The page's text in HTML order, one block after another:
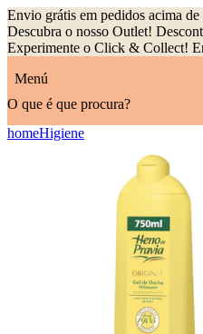
Envio grátis em pedidos acima de
Descubra o nosso Outlet!
Experimente o Click & Collect!
Menú
O que é que procura?
homeHigiene